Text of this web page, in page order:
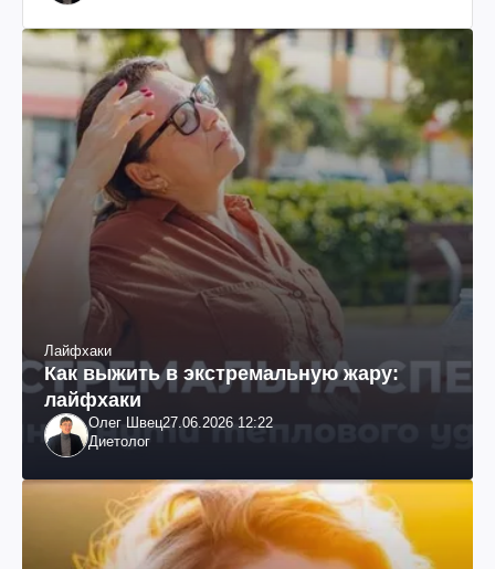
Лайфхаки
Как выжить в экстремальную жару:
лайфхаки
Олег Швец27.06.2026 12:22
Диетолог